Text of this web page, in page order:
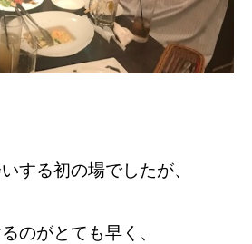
する初の場でしたが、
のがとても早く、